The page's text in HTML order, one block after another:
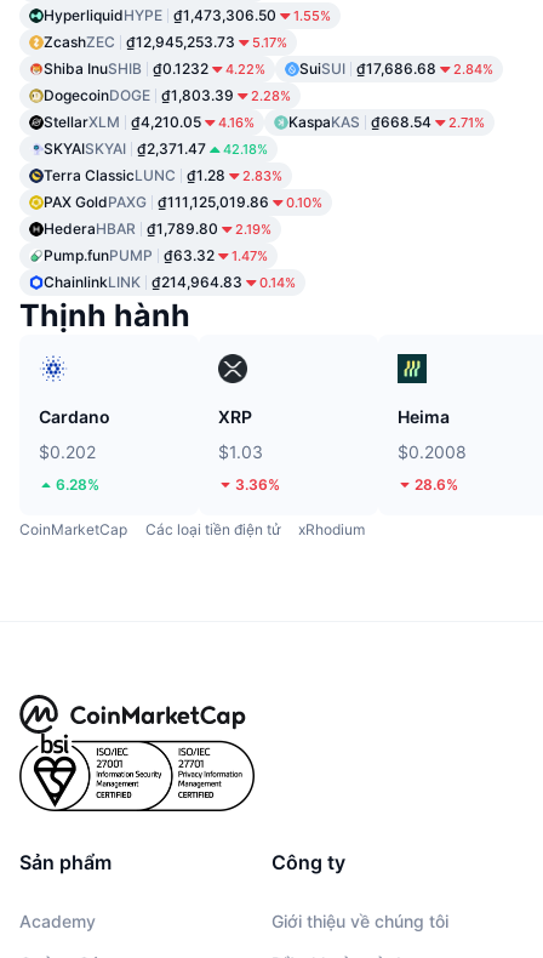
HyperliquidHYPE ₫1,473,306.50 1.55%
ZcashZEC ₫12,945,253.73 5.17%
Shiba InuSHIB ₫0.1232 4.22% SuiSUI ₫17,686.68 2.84%
DogecoinDOGE ₫1,803.39 2.28%
StellarXLM ₫4,210.05 4.16% KaspaKAS ₫668.54 2.71%
SKYAISKYAI ₫2,371.47 42.18%
Terra ClassicLUNC ₫1.28 2.83%
PAX GoldPAXG ₫111,125,019.86 0.10%
HederaHBAR ₫1,789.80 2.19%
Pump.funPUMP ₫63.32 1.47%
ChainlinkLINK ₫214,964.83 0.14%
Thịnh hành
Cardano
$0.202
6.28%
XRP
$1.03
3.36%
Heima
$0.2008
28.6%
CoinMarketCap Các loại tiền điện tử xRhodium
Sản phẩm
Academy
Công ty
Giới thiệu về chúng tôi